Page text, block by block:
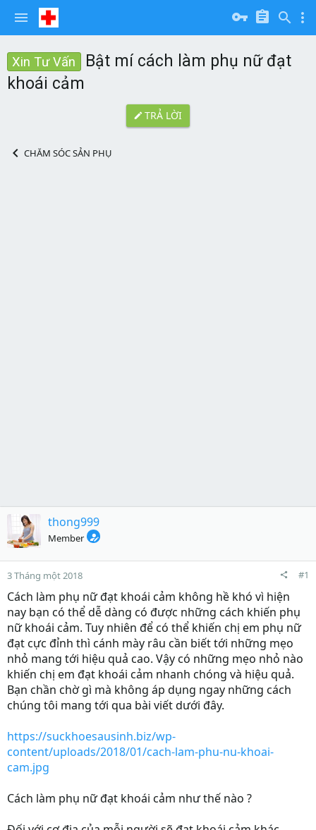
Xin Tư Vấn
Bật mí cách làm phụ nữ đạt
khoái cảm
TRẢ LỜI
CHĂM SÓC SẢN PHỤ
thong999
Member
3 Tháng một 2018 #1
Cách làm phụ nữ đạt khoái cảm không hề khó vì hiện
nay bạn có thể dễ dàng có được những cách khiến phụ
nữ khoái cảm. Tuy nhiên để có thể khiến chị em phụ nữ
đạt cực đỉnh thì cánh mày râu cần biết tới những mẹo
nhỏ mang tới hiệu quả cao. Vậy có những mẹo nhỏ nào
khiến chị em đạt khoái cảm nhanh chóng và hiệu quả.
Bạn chần chờ gì mà không áp dụng ngay những cách
chúng tôi mang tới qua bài viết dưới đây.
https://suckhoesausinh.biz/wp-
content/uploads/2018/01/cach-lam-phu-nu-khoai-
cam.jpg
Cách làm phụ nữ đạt khoái cảm như thế nào ?